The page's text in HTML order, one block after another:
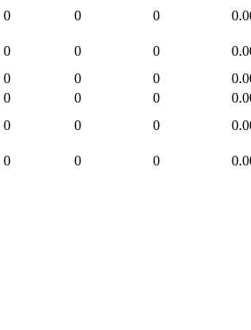
0 0 0
0 0 0
0 0 0
0 0 0
0 0 0
0 0 0